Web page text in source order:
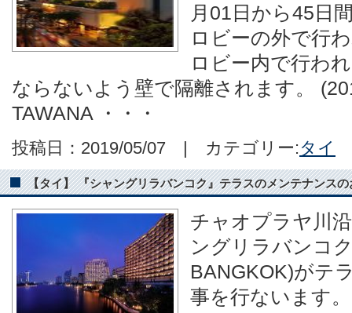
月01日から45日
ロビーの外で行
ロビー内で行わ
ならないよう壁で隔離されます。
TAWANA ・・・
投稿日：2019/05/07 | カテゴリー: タイ
【タイ】 『シャングリラバンコク』テラスのメンテナンス
チャオプラヤ川
ングリラバンコ
BANGKOK)がテ
事を行ないます